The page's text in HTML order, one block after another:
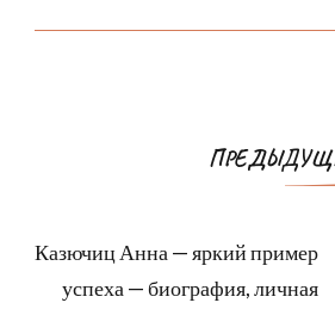
Казючиц Анна — яркий пример
успеха — биография, личная